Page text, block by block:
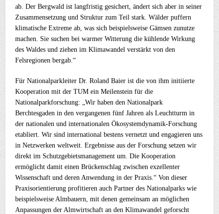
ab. Der Bergwald ist langfristig gesichert, ändert sich aber in seiner
Zusammensetzung und Struktur zum Teil stark. Wälder puffern
klimatische Extreme ab, was sich beispielsweise Gämsen zunutze
machen. Sie suchen bei warmer Witterung die kühlende Wirkung
des Waldes und ziehen im Klimawandel verstärkt von den
Felsregionen bergab.“
Für Nationalparkleiter Dr. Roland Baier ist die von ihm initiierte
Kooperation mit der TUM ein Meilenstein für die
Nationalparkforschung: „Wir haben den Nationalpark
Berchtesgaden in den vergangenen fünf Jahren als Leuchtturm in
der nationalen und internationalen Ökosystemdynamik-Forschung
etabliert. Wir sind international bestens vernetzt und engagieren uns
in Netzwerken weltweit. Ergebnisse aus der Forschung setzen wir
direkt im Schutzgebietsmanagement um. Die Kooperation
ermöglicht damit einen Brückenschlag zwischen exzellenter
Wissenschaft und deren Anwendung in der Praxis.“ Von dieser
Praxisorientierung profitieren auch Partner des Nationalparks wie
beispielsweise Almbauern, mit denen gemeinsam an möglichen
Anpassungen der Almwirtschaft an den Klimawandel geforscht